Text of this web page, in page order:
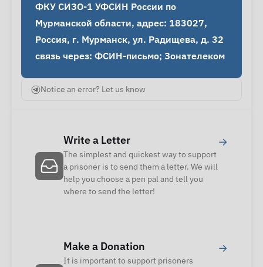
ФКУ СИЗО-1 УФСИН России по
Мурманской области, адрес: 183027,
Россия, г. Мурманск, ул. Радищева, д. 32
связь через: ФСИН-письмо; Зонателеком
Notice an error? Let us know
Write a Letter
The simplest and quickest way to support
a prisoner is to send them a letter. We will
help you choose a pen pal and tell you
where to send the letter!
→
Make a Donation
It is important to support prisoners
→